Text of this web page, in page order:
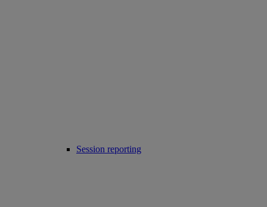
Session reporting